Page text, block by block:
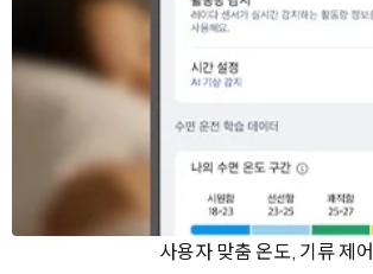
사용자 맞춤 온도, 기류 제어